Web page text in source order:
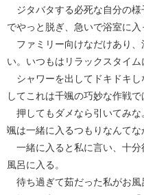
ジタバタする必死な自分の様
でやっと脱ぎ、急いで浴室に入
ファミリー向けなだけあり、
い。いつもはリラックスタイム
シャワーを出してドキドキし
してこれは千颯の巧妙な作戦
押してもダメなら引いてみな
颯は一緒に入るつもりなんてな
一緒に入ると私に言い、十分
風呂に入る。
待ち過ぎて茹だった私がお風